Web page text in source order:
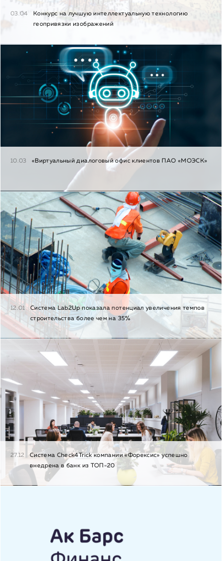
03.04
Конкурс на лучшую интеллектуальную технологию
геопривязки изображений
10.03 «Виртуальный диалоговый офис клиентов ПАО «МОЭСК»
12.01
Cистема Lab2Up показала потенциал увеличения темпов
строительства более чем на 35%
27.12
Система Check4Trick компании «Форексис» успешно
внедрена в банк из ТОП-20